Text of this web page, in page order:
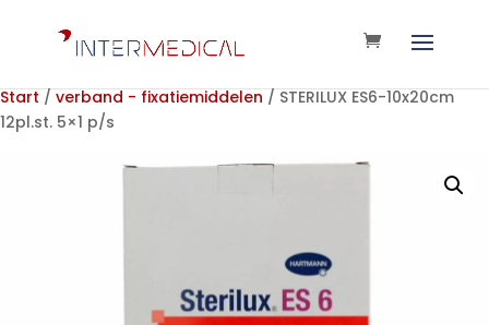
Start / verband - fixatiemiddelen / STERILUX ES6-10x20cm
12pl.st. 5×1 p/s